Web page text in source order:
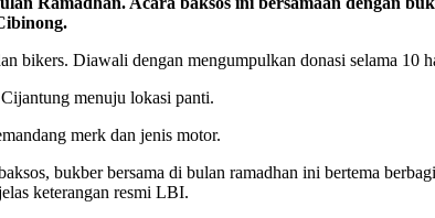
Diawali dengan mengumpulkan donasi selama 10
menuju lokasi panti.
merk dan jenis motor.
bukber bersama di bulan ramadhan ini bertema
keterangan resmi LBI.